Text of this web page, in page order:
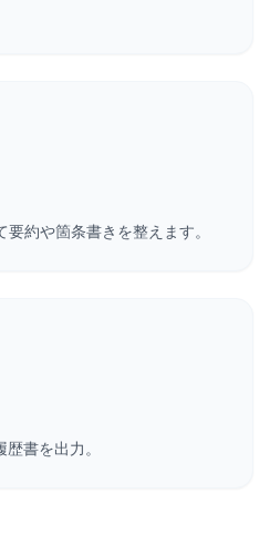
約や箇条書きを整えます。
書を出力。